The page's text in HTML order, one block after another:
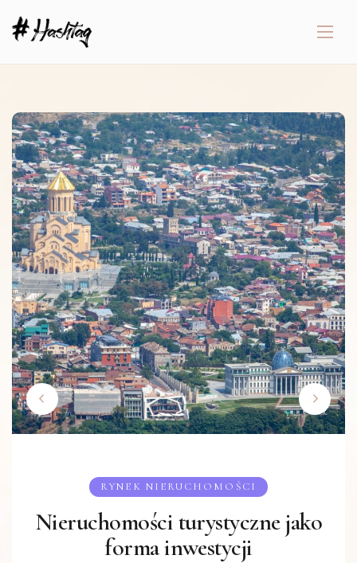
RYNEK NIERUCHOMOŚCI
Odkryj potencjał działki
przemysłowej